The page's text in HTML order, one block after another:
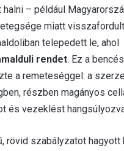
halni – például
miatt
telepedett le, ahol
rendet. Ez a bencés
a remeteséggel: a
részben magányos
és vezeklést
rövid szabályzatot hagyott